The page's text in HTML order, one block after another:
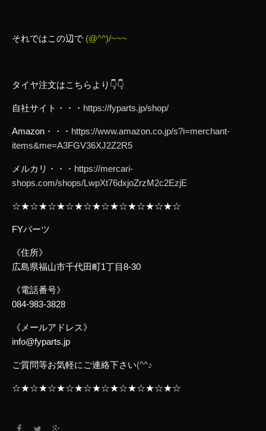
それではこの辺で (@^^)/~~~
タイヤ注文はこちらより👇👇
自社サイト・・・ https://fyparts.jp/shop/
Amazon・・・ https://www.amazon.co.jp/s?i=merchant-
items&me=A3FGV36XJ2Z2R5
メルカリ・・・ https://mercari-
shops.com/shops/LwpXt76dxjoZrzM2c2EzjE
☆★☆★☆★☆★☆★☆★☆★☆★☆★☆
FYパーツ
《住所》
広島県福山市千代田町1丁目8-30
《電話番号》
084-983-3828
《メールアドレス》
info@fyparts.jp
ご質問等お気軽にご連絡下さい(^^♪
☆★☆★☆★☆★☆★☆★☆★☆★☆★☆